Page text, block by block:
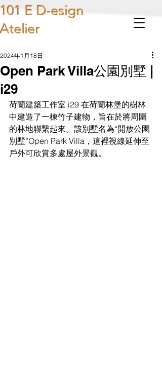
101 E D-esign
Atelier
Open Park Villa公園別墅 |
i29
2024年1月18日
荷蘭建築工作室 i29 在荷蘭林堡的樹林
中建造了一棟竹子建物，旨在於將周圍
的林地聯繫起來。該別墅名為“開放公園
別墅”Open Park Villa，這裡視線延伸至
戶外可欣賞多處屋外景觀。